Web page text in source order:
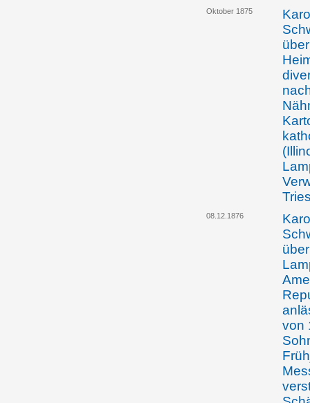
Oktober 1875
08.12.1876
von